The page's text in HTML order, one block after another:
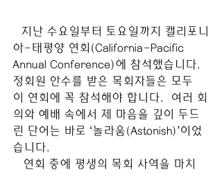
지난 수요일부터 토요일까지 캘리포니
아-태평양 연회(California-Pacific
Annual Conference)에 참석했습니다.
정회원 안수를 받은 목회자들은 모두
이 연회에 꼭 참석해야 합니다.  여러 회
의와 예배 속에서 제 마음을 깊이 두드
린 단어는 바로 ‘놀라움(Astonish)’이었
습니다.
연회 중에 평생의 목회 사역을 마치